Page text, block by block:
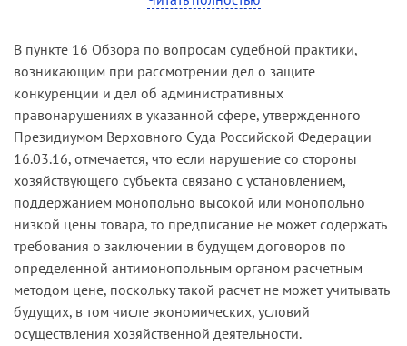
для обеспечения государственных и
закупках).
При этом представляется, что соблюдение
принципа добросовестной ценовой
конкуренции должно выражаться в том числе и
в недопущении заключения контракта с
искусственно заниженной ценой, то есть
(применяя по аналогии положения Закона о
защите конкуренции о монопольно низкой
цене) ценой ниже суммы необходимых для
производства и реализации такого товара
расходов и прибыли и ниже цены, которая
сформировалась в условиях конкуренции на
сопоставимом товарном рынке.
В пункте 16 Обзора по вопросам судебной практики,
возникающим при рассмотрении дел о защите
конкуренции и дел об административных
правонарушениях в указанной сфере, утвержденного
Президиумом Верховного Суда Российской Федерации
16.03.16, отмечается, что если нарушение со стороны
хозяйствующего субъекта связано с установлением,
поддержанием монопольно высокой или монопольно
низкой цены товара, то предписание не может содержать
требования о заключении в будущем договоров по
определенной антимонопольным органом расчетным
методом цене, поскольку такой расчет не может учитывать
будущих, в том числе экономических, условий
осуществления хозяйственной деятельности.